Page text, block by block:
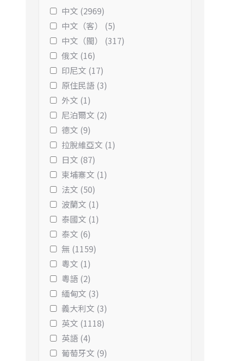
中文 (2969)
中文（客） (5)
中文（閩） (317)
俄文 (16)
印尼文 (17)
原住民語 (3)
外文 (1)
尼泊爾文 (2)
德文 (9)
拉脫維亞文 (1)
日文 (87)
柬埔寨文 (1)
法文 (50)
波蘭文 (1)
泰國文 (1)
泰文 (6)
無 (1159)
粵文 (1)
粵語 (2)
緬甸文 (3)
義大利文 (3)
英文 (1118)
英語 (4)
葡萄牙文 (9)